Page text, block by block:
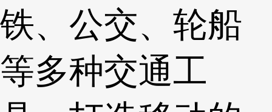
铁、公交、轮船
等多种交通工